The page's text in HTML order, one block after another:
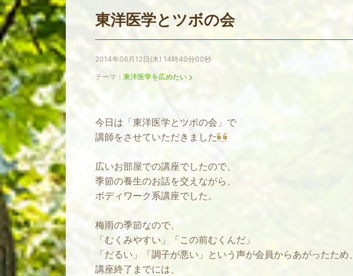
東洋医学とツボの会
2014年06月12日(木) 14時40分00秒
テーマ： 東洋医学を広めたい
今日は「東洋医学とツボの会」で
講師をさせていただきました
広いお部屋での講座でしたので、
季節の養生のお話を交えながら、
ボディワーク系講座でした。
梅雨の季節なので、
「むくみやすい」「この前むくんだ」
「だるい」「調子が悪い」という声が会員からあがったため、
講座終了までには、